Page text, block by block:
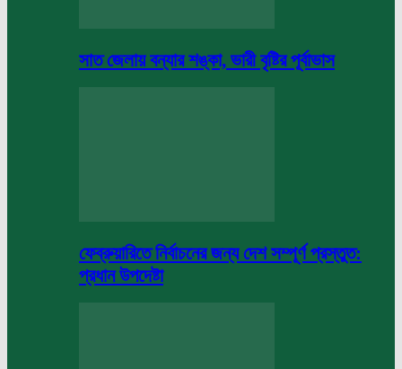
সাত জেলায় বন্যার শঙ্কা, ভারী বৃষ্টির পূর্বাভাস
ফেব্রুয়ারিতে নির্বাচনের জন্য দেশ সম্পূর্ণ প্রস্তুত:
প্রধান উপদেষ্টা